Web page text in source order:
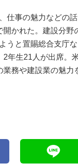
1189
県新潟市西区山田2310-39
025-210-1200
営業時間 9:00～18:00
仕事の魅力などの
開かれた。建設分野
うと置賜総合支庁
2年生21人が出席。
業務や建設業の魅力